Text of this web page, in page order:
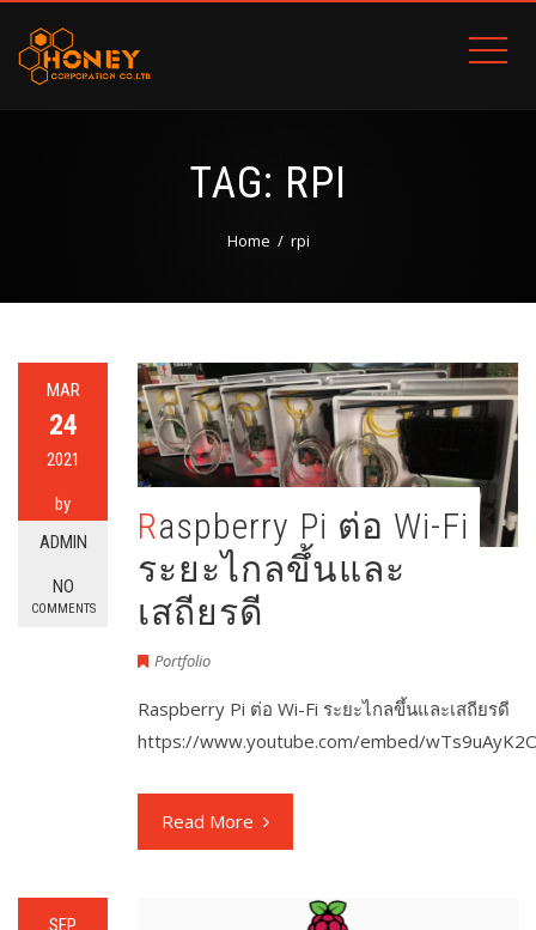
TAG: RPI
Home rpi
MAR
24
2021
by
ADMIN
NO
COMMENTS
Raspberry Pi ต่อ Wi-Fi
ระยะไกลขึ้นและ
เสถียรดี
Portfolio
Raspberry Pi ต่อ Wi-Fi ระยะไกลขึ้นและเสถียรดี
https://www.youtube.com/embed/
Read More